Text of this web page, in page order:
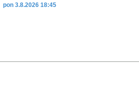
pon 3.8.2026 18:45